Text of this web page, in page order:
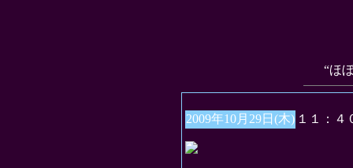
“ほ
2009年10月29日(木) １１：４